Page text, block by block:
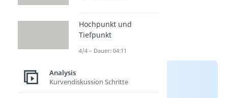
Hochpunkt und
Tiefpunkt
4/4 – Dauer: 04:11
Analysis
Kurvendiskussion Schritte